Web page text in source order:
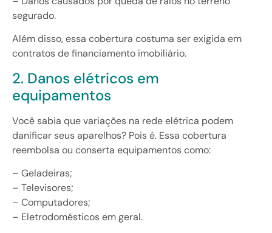
segurado.
Além disso, essa cobertura costuma ser exigida em
contratos de financiamento imobiliário.
2. Danos elétricos em
equipamentos
Você sabia que variações na rede elétrica podem
danificar seus aparelhos? Pois é. Essa cobertura
reembolsa ou conserta equipamentos como:
– Geladeiras;
– Televisores;
– Computadores;
– Eletrodomésticos em geral.